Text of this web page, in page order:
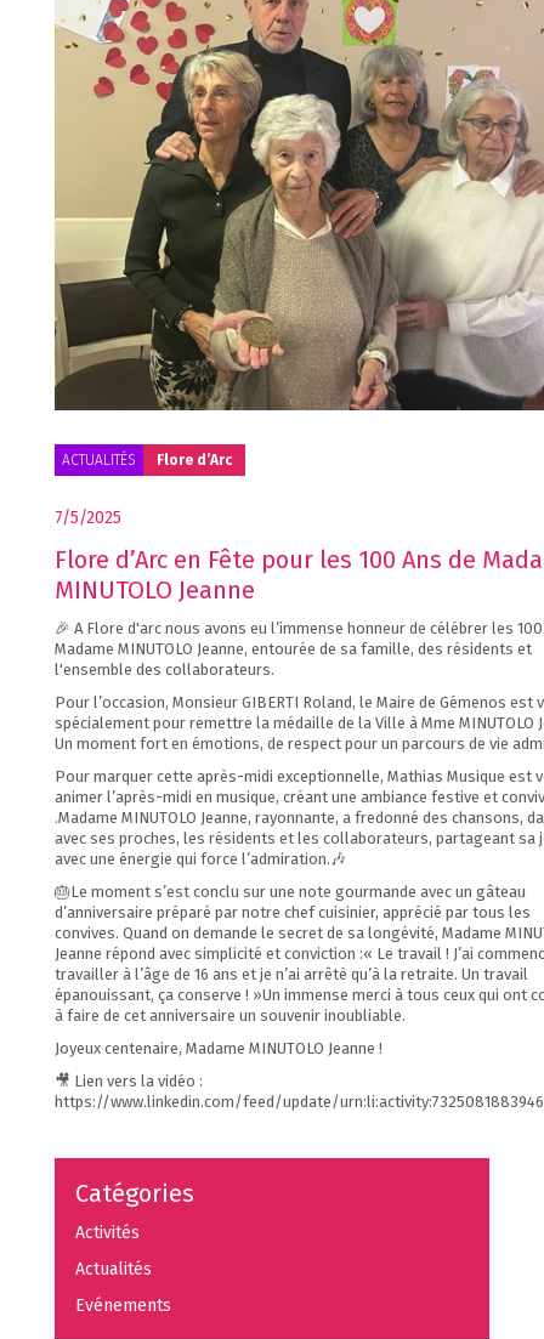
Catégories
Activités
Actualités
Evénements
ACTUALITÉS Flore d’Arc
7/5/2025
Flore d’Arc en Fête pour les 100 Ans de
MINUTOLO Jeanne
🎉 A Flore d'arc nous avons eu l’immense honneur de célébrer les
Madame MINUTOLO Jeanne, entourée de sa famille, des résidents et
l'ensemble des collaborateurs.
Pour l’occasion, Monsieur GIBERTI Roland, le Maire de Gémenos est
spécialement pour remettre la médaille de la Ville à Mme MINUTOLO
Un moment fort en émotions, de respect pour un parcours de vie
Pour marquer cette après-midi exceptionnelle, Mathias Musique est
animer l’après-midi en musique, créant une ambiance festive et
.Madame MINUTOLO Jeanne, rayonnante, a fredonné des chansons,
avec ses proches, les résidents et les collaborateurs, partageant sa
avec une énergie qui force l’admiration.🎶
🎂Le moment s’est conclu sur une note gourmande avec un gâteau
d’anniversaire préparé par notre chef cuisinier, apprécié par tous les
convives. Quand on demande le secret de sa longévité, Madame
Jeanne répond avec simplicité et conviction :« Le travail ! J’ai
travailler à l’âge de 16 ans et je n’ai arrêté qu’à la retraite. Un travail
épanouissant, ça conserve ! »Un immense merci à tous ceux qui ont
à faire de cet anniversaire un souvenir inoubliable.
Joyeux centenaire, Madame MINUTOLO Jeanne !
🎥 Lien vers la vidéo :
https://www.linkedin.com/feed/update/